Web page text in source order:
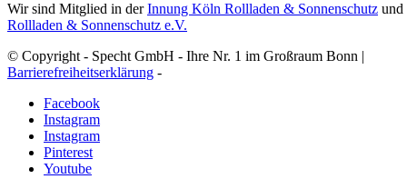
Wir sind Mitglied in derInnung Köln Rollladen & Sonnenschutz
Rollladen & Sonnenschutz e.V.
© Copyright - Specht GmbH - Ihre Nr. 1 im Großraum Bonn |
Barrierefreiheitserklärung -
Facebook
Instagram
Instagram
Pinterest
Youtube